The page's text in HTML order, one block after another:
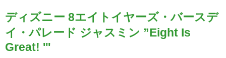
ディズニー 8エイトイヤーズ・バースデ
イ・パレード ジャスミン ”Eight Is
Great! '''